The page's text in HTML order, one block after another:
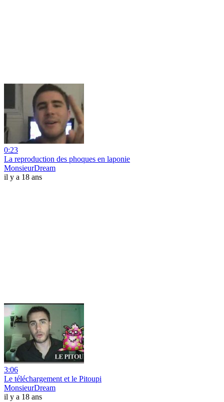
0:23
La reproduction des phoques en laponie
MonsieurDream
il y a 18 ans
3:06
Le téléchargement et le Pitoupi
MonsieurDream
il y a 18 ans